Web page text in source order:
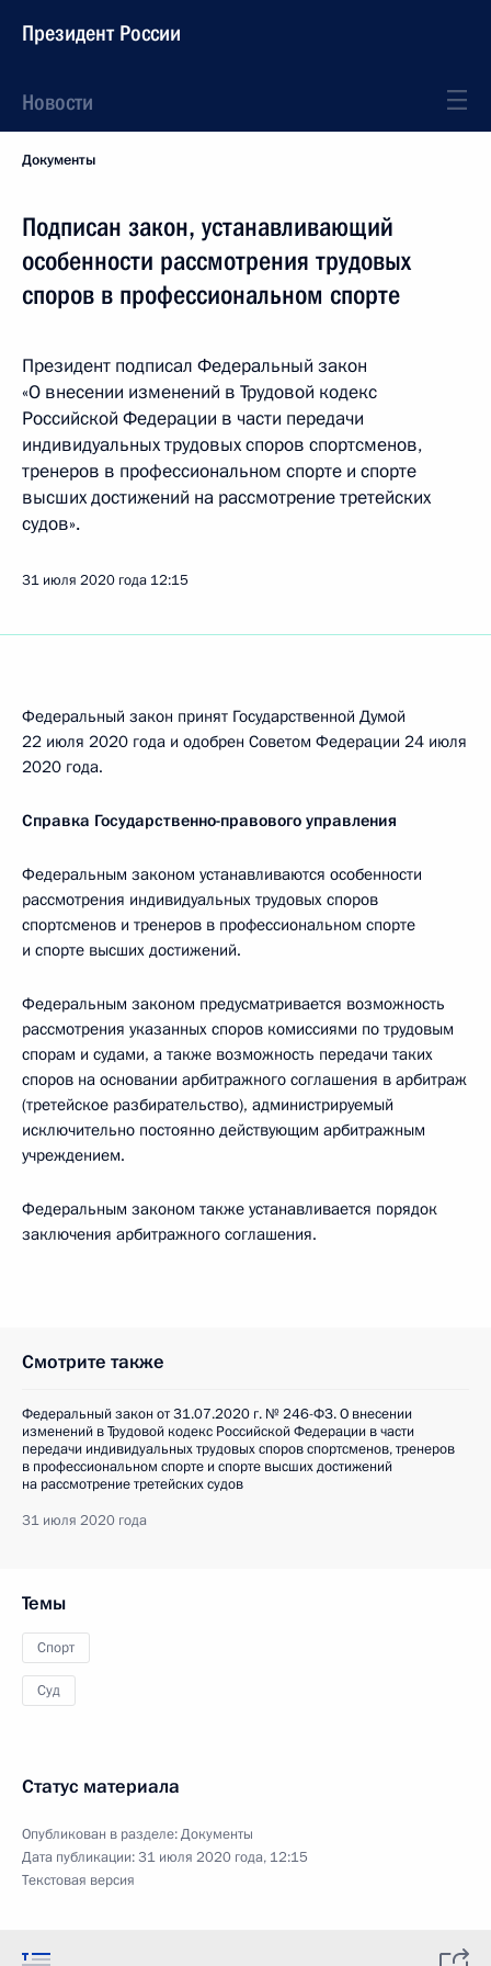
Президент России
Новости
Документы
Подписан закон, устанавливающий
особенности рассмотрения трудовых
споров в профессиональном спорте
Президент подписал Федеральный закон
«О внесении изменений в Трудовой кодекс
Российской Федерации в части передачи
индивидуальных трудовых споров спортсменов,
тренеров в профессиональном спорте и спорте
высших достижений на рассмотрение третейских
судов».
31 июля 2020 года 12:15
Федеральный закон принят Государственной Думой
22 июля 2020 года и одобрен Советом Федерации 24 июля
2020 года.
Справка Государственно-правового управления
Федеральным законом устанавливаются особенности
рассмотрения индивидуальных трудовых споров
спортсменов и тренеров в профессиональном спорте
и спорте высших достижений.
Федеральным законом предусматривается возможность
рассмотрения указанных споров комиссиями по трудовым
спорам и судами, а также возможность передачи таких
споров на основании арбитражного соглашения в арбитраж
(третейское разбирательство), администрируемый
исключительно постоянно действующим арбитражным
учреждением.
Федеральным законом также устанавливается порядок
заключения арбитражного соглашения.
Смотрите также
Федеральный закон от 31.07.2020 г. № 246-ФЗ. О внесении
изменений в Трудовой кодекс Российской Федерации в части
передачи индивидуальных трудовых споров спортсменов, тренеров
в профессиональном спорте и спорте высших достижений
на рассмотрение третейских судов
31 июля 2020 года
Темы
Спорт
Суд
Статус материала
Опубликован в разделе:Документы
Дата публикации:31 июля 2020 года, 12:15
Текстовая версия